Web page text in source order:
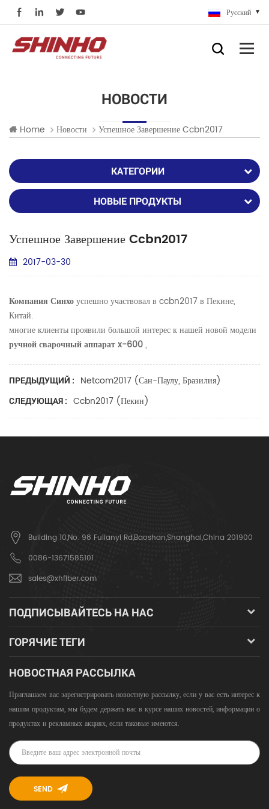
Русский
НОВОСТИ
Home Новости Успешное Завершение Ccbn2017
КАТЕГОРИИ
НОВЫЕ ПРОДУКТЫ
Успешное Завершение Ccbn2017
2017-03-30
Компания Синхоуспешно участвовал в ccbn2017 в Пекине,
Китай.
многие клиенты проявили большой интерес к нашей новой модели
ручной сварочный аппарат x-600,
ПРЕДЫДУЩИЙ : Netcom2017 (Сан-Паулу, Бразилия)
СЛЕДУЮЩАЯ : Ccbn2017 (пекин)
Building 10,No. 98 Fulianyi Rd,Baoshan,Shanghai,China 201900
0086-13671585101
sales@xhfiber.com
ПОДПИСЫВАЙТЕСЬ НА НАС
ГОРЯЧИЕ ТЕГИ
НОВОСТНАЯ РАССЫЛКА
Приглашаем вас зарегистрировать новостную рассылку, если у вас есть интерес к
нашим продуктам, мы будем держать вас в курсе наших новостей, информации о
продуктах и ​​рекламных акциях, если таковые имеются.